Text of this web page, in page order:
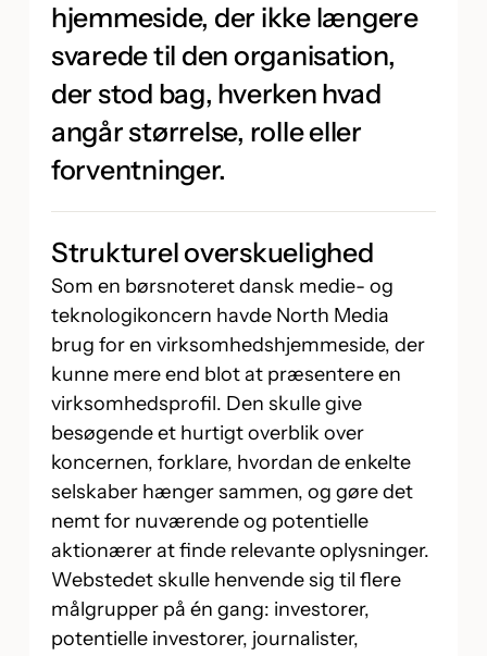
hjemmeside, der ikke længere
svarede til den organisation,
der stod bag, hverken hvad
angår størrelse, rolle eller
forventninger.
Strukturel overskuelighed
Som en børsnoteret dansk medie- og
teknologikoncern havde North Media
brug for en virksomhedshjemmeside, der
kunne mere end blot at præsentere en
virksomhedsprofil. Den skulle give
besøgende et hurtigt overblik over
koncernen, forklare, hvordan de enkelte
selskaber hænger sammen, og gøre det
nemt for nuværende og potentielle
aktionærer at finde relevante oplysninger.
Webstedet skulle henvende sig til flere
målgrupper på én gang: investorer,
potentielle investorer, journalister,